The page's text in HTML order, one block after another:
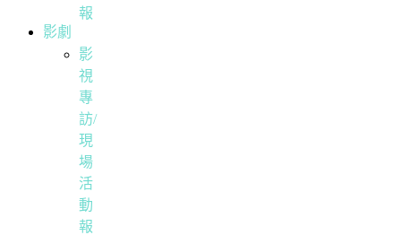
報
影劇
影
視
專
訪/
現
場
活
動
報